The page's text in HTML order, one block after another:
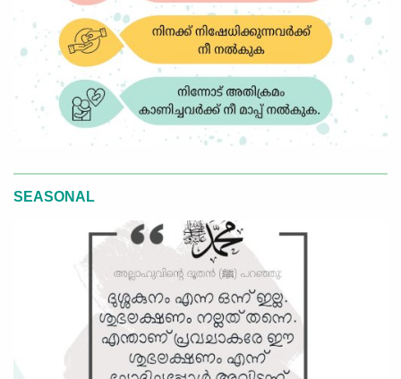
SEASONAL